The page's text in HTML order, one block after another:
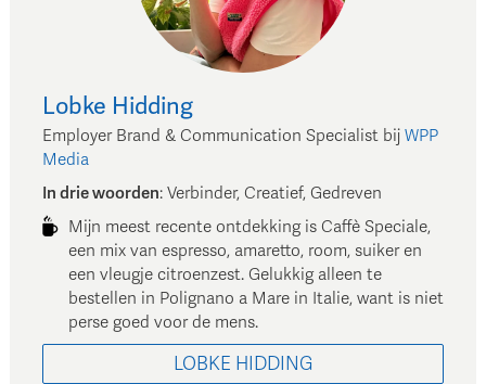
Lobke Hidding
Employer Brand & Communication Specialist bij WPP
Media
In drie woorden: Verbinder, Creatief, Gedreven
Mijn meest recente ontdekking is Caffè Speciale,
een mix van espresso, amaretto, room, suiker en
een vleugje citroenzest. Gelukkig alleen te
bestellen in Polignano a Mare in Italie, want is niet
perse goed voor de mens.
LOBKE HIDDING